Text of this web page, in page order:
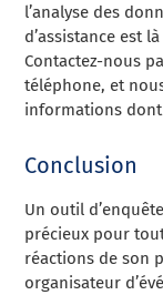
l’analyse des
d’assistance est
Contactez-nous
téléphone, et
informations
Conclusion
Un outil
précieux pour
réactions de son
organisateur